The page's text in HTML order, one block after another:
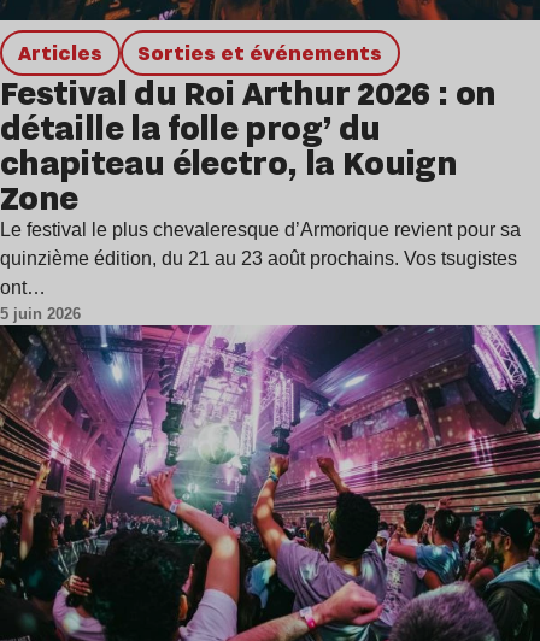
Articles Sorties et événements
Festival du Roi Arthur 2026 : on
détaille la folle prog’ du
chapiteau électro, la Kouign
Zone
Le festival le plus chevaleresque d’Armorique revient pour sa
quinzième édition, du 21 au 23 août prochains. Vos tsugistes
ont…
5 juin 2026